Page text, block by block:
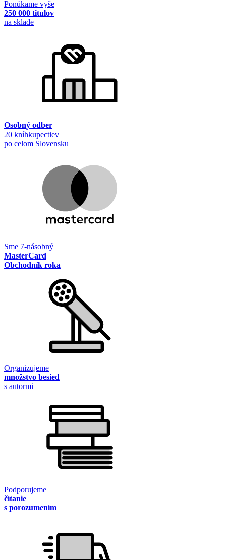
Ponúkame vyše
250 000 titulov
na sklade
Osobný odber
20 kníhkupectiev
po celom Slovensku
Sme 7-násobný
MasterCard
Obchodník roka
Organizujeme
množstvo besied
s autormi
Podporujeme
čítanie
s porozumením